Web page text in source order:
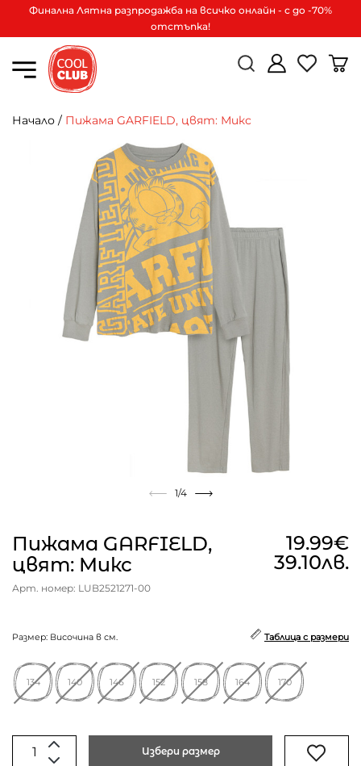
Финална Лятна разпродажба на всичко онлайн - с до -70%
отстъпка!
Начало / Пижама GARFIELD, цвят: Микс
1/4
Пижама GARFIELD,
цвят: Микс
Арт. номер: LUB2521271-00
19.99€
39.10лв.
Размер: Височина в см. Таблица с размери
134 140 146 152 158 164 170
Избери размер